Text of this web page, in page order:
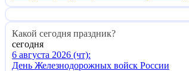
Какой сегодня праздник?
сегодня
6 августа 2026 (чт):
День Железнодорожных войск России